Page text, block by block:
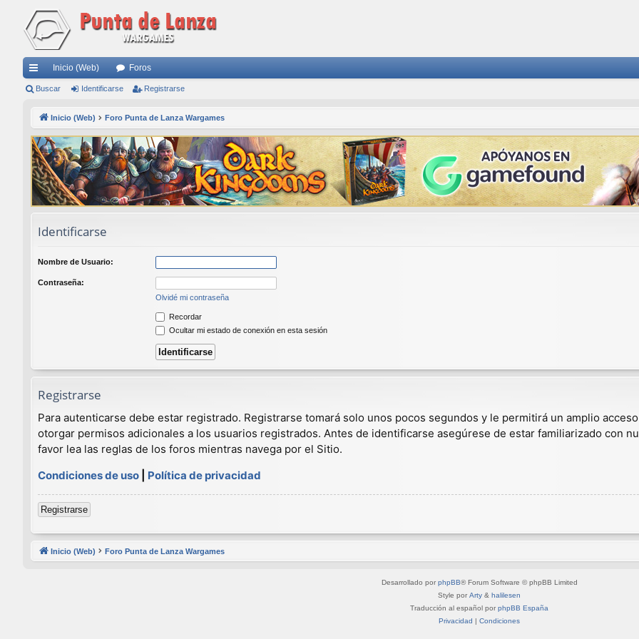
nl
rá
pi
do
Inicio (Web) Foros
Buscar Identificarse Registrarse
Inicio (Web) Foro Punta de Lanza Wargames
Identificarse
Nombre de Usuario:
Contraseña:
Olvidé mi contraseña
Recordar
Ocultar mi estado de conexión en esta sesión
Registrarse
Para autenticarse debe estar registrado. Registrarse tomará solo unos pocos segundos y le permitirá un amplio
otorgar permisos adicionales a los usuarios registrados. Antes de identificarse asegúrese de estar familiarizado con
favor lea las reglas de los foros mientras navega por el Sitio.
Condiciones de uso
Política de privacidad
Registrarse
Inicio (Web) Foro Punta de Lanza Wargames
Desarrollado por phpBB® Forum Software © phpBB Limited
Style por Arty & halilesen
Traducción al español por phpBB España
Privacidad | Condiciones